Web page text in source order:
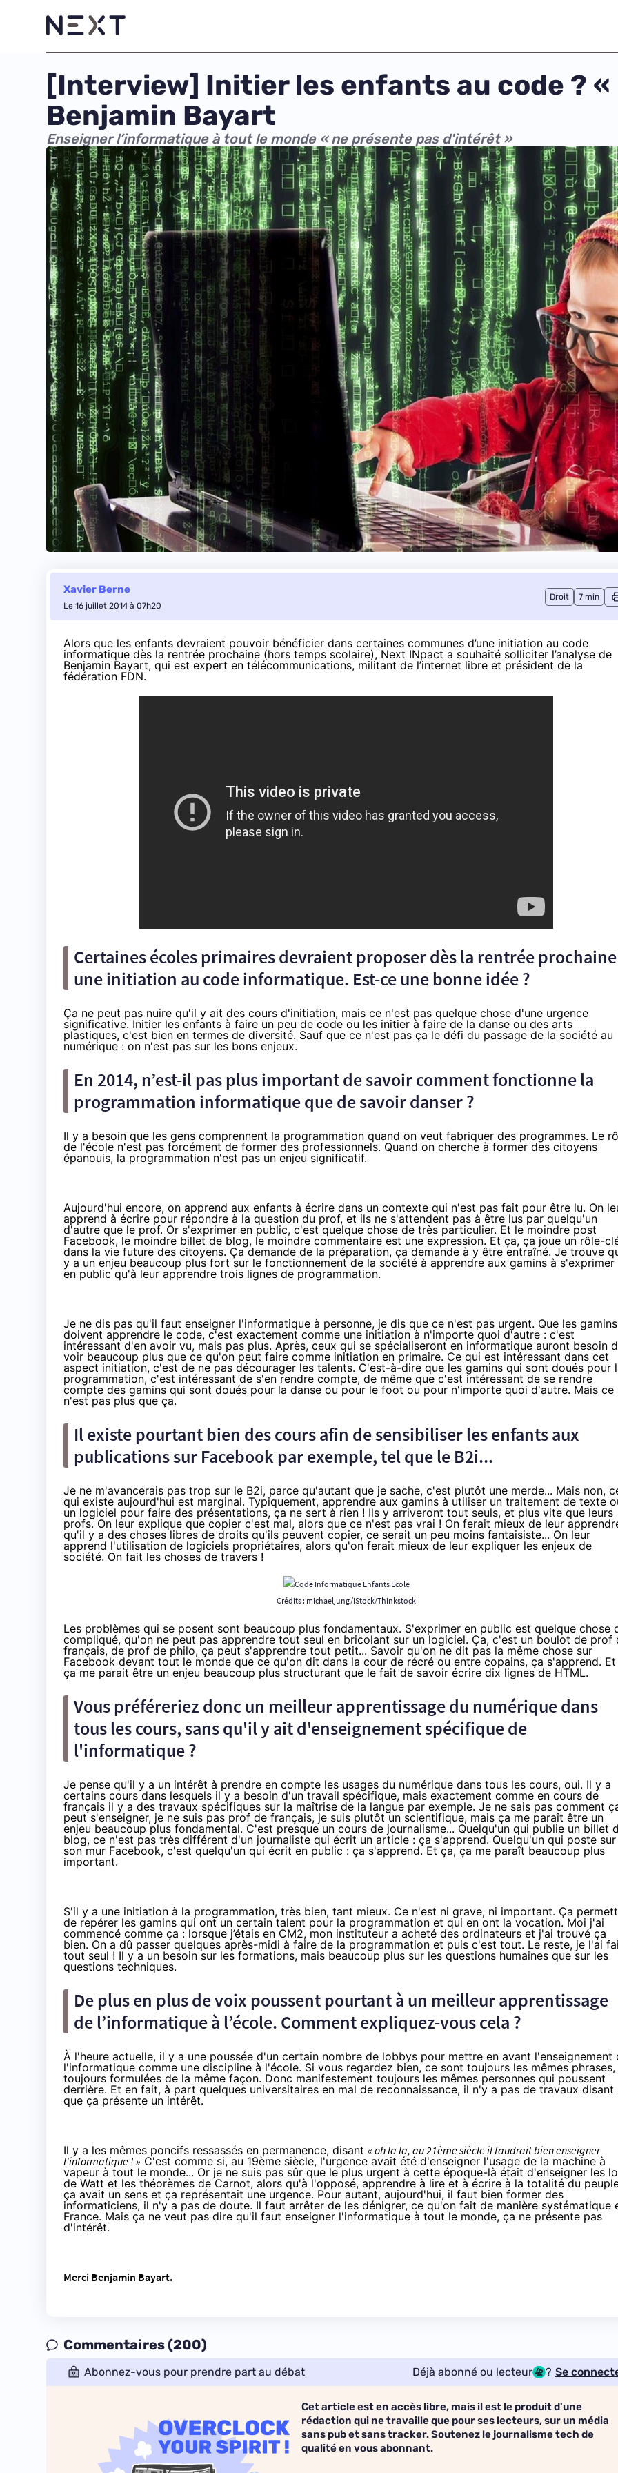
[Interview] Initier les enfants au code ? «
Benjamin Bayart
Enseigner l’informatique à tout le monde « ne présente pas d'intérêt »
Xavier Berne
Le 16 juillet 2014 à 07h20
Droit 7 min
Alors que les enfants devraient pouvoir bénéficier dans certaines communes d’une initiation au code
informatique dès la rentrée prochaine (hors temps scolaire), Next INpact a souhaité solliciter l’analyse de
Benjamin Bayart, qui est expert en télécommunications, militant de l’internet libre et président de la
fédération FDN.
Certaines écoles primaires devraient proposer dès la rentrée prochaine
une initiation au code informatique. Est-ce une bonne idée ?
Ça ne peut pas nuire qu'il y ait des cours d'initiation, mais ce n'est pas quelque chose d'une urgence
significative. Initier les enfants à faire un peu de code ou les initier à faire de la danse ou des arts
plastiques, c'est bien en termes de diversité. Sauf que ce n'est pas ça le défi du passage de la société au
numérique : on n'est pas sur les bons enjeux.
En 2014, n’est-il pas plus important de savoir comment fonctionne la
programmation informatique que de savoir danser ?
Il y a besoin que les gens comprennent la programmation quand on veut fabriquer des programmes. Le
de l'école n'est pas forcément de former des professionnels. Quand on cherche à former des citoyens
épanouis, la programmation n'est pas un enjeu significatif.
Aujourd'hui encore, on apprend aux enfants à écrire dans un contexte qui n'est pas fait pour être lu. On
apprend à écrire pour répondre à la question du prof, et ils ne s'attendent pas à être lus par quelqu'un
d'autre que le prof. Or s'exprimer en public, c'est quelque chose de très particulier. Et le moindre post
Facebook, le moindre billet de blog, le moindre commentaire est une expression. Et ça, ça joue un rôle-
dans la vie future des citoyens. Ça demande de la préparation, ça demande à y être entraîné. Je trouve
y a un enjeu beaucoup plus fort sur le fonctionnement de la société à apprendre aux gamins à s'exprimer
en public qu'à leur apprendre trois lignes de programmation.
Je ne dis pas qu'il faut enseigner l'informatique à personne, je dis que ce n'est pas urgent. Que les gamins
doivent apprendre le code, c'est exactement comme une initiation à n'importe quoi d'autre : c'est
intéressant d'en avoir vu, mais pas plus. Après, ceux qui se spécialiseront en informatique auront besoin
voir beaucoup plus que ce qu'on peut faire comme initiation en primaire. Ce qui est intéressant dans cet
aspect initiation, c'est de ne pas décourager les talents. C'est-à-dire que les gamins qui sont doués pour
programmation, c'est intéressant de s'en rendre compte, de même que c'est intéressant de se rendre
compte des gamins qui sont doués pour la danse ou pour le foot ou pour n'importe quoi d'autre. Mais ce
n'est pas plus que ça.
Il existe pourtant bien des cours afin de sensibiliser les enfants aux
publications sur Facebook par exemple, tel que le B2i...
Je ne m'avancerais pas trop sur le B2i, parce qu'autant que je sache, c'est plutôt une merde... Mais non,
qui existe aujourd'hui est marginal. Typiquement, apprendre aux gamins à utiliser un traitement de texte
un logiciel pour faire des présentations, ça ne sert à rien ! Ils y arriveront tout seuls, et plus vite que leurs
profs. On leur explique que copier c'est mal, alors que ce n'est pas vrai ! On ferait mieux de leur
qu'il y a des choses libres de droits qu'ils peuvent copier, ce serait un peu moins fantaisiste... On leur
apprend l'utilisation de logiciels propriétaires, alors qu'on ferait mieux de leur expliquer les enjeux de
société. On fait les choses de travers !
Crédits : michaeljung/iStock/Thinkstock
Les problèmes qui se posent sont beaucoup plus fondamentaux. S'exprimer en public est quelque chose
compliqué, qu'on ne peut pas apprendre tout seul en bricolant sur un logiciel. Ça, c'est un boulot de prof
français, de prof de philo, ça peut s'apprendre tout petit... Savoir qu'on ne dit pas la même chose sur
Facebook devant tout le monde que ce qu'on dit dans la cour de récré ou entre copains, ça s'apprend. Et
ça me parait être un enjeu beaucoup plus structurant que le fait de savoir écrire dix lignes de HTML.
Vous préféreriez donc un meilleur apprentissage du numérique dans
tous les cours, sans qu'il y ait d'enseignement spécifique de
l'informatique ?
Je pense qu'il y a un intérêt à prendre en compte les usages du numérique dans tous les cours, oui. Il y a
certains cours dans lesquels il y a besoin d'un travail spécifique, mais exactement comme en cours de
français il y a des travaux spécifiques sur la maîtrise de la langue par exemple. Je ne sais pas comment
peut s'enseigner, je ne suis pas prof de français, je suis plutôt un scientifique, mais ça me paraît être un
enjeu beaucoup plus fondamental. C'est presque un cours de journalisme... Quelqu'un qui publie un billet
blog, ce n'est pas très différent d'un journaliste qui écrit un article : ça s'apprend. Quelqu'un qui poste sur
son mur Facebook, c'est quelqu'un qui écrit en public : ça s'apprend. Et ça, ça me paraît beaucoup plus
important.
S'il y a une initiation à la programmation, très bien, tant mieux. Ce n'est ni grave, ni important. Ça
de repérer les gamins qui ont un certain talent pour la programmation et qui en ont la vocation. Moi j'ai
commencé comme ça : lorsque j’étais en CM2, mon instituteur a acheté des ordinateurs et j'ai trouvé ça
bien. On a dû passer quelques après-midi à faire de la programmation et puis c'est tout. Le reste, je l'ai
tout seul ! Il y a un besoin sur les formations, mais beaucoup plus sur les questions humaines que sur les
questions techniques.
De plus en plus de voix poussent pourtant à un meilleur apprentissage
de l’informatique à l’école. Comment expliquez-vous cela ?
À l'heure actuelle, il y a une poussée d'un certain nombre de lobbys pour mettre en avant l'enseignement
l'informatique comme une discipline à l'école. Si vous regardez bien, ce sont toujours les mêmes phrases,
toujours formulées de la même façon. Donc manifestement toujours les mêmes personnes qui poussent
derrière. Et en fait, à part quelques universitaires en mal de reconnaissance, il n'y a pas de travaux disant
que ça présente un intérêt.
Il y a les mêmes poncifs ressassés en permanence, disant « oh la la, au 21ème siècle il faudrait bien enseigner
l'informatique ! » C'est comme si, au 19ème siècle, l'urgence avait été d'enseigner l'usage de la machine à
vapeur à tout le monde... Or je ne suis pas sûr que le plus urgent à cette époque-là était d'enseigner les
de Watt et les théorèmes de Carnot, alors qu'à l'opposé, apprendre à lire et à écrire à la totalité du
ça avait un sens et ça représentait une urgence. Pour autant, aujourd'hui, il faut bien former des
informaticiens, il n'y a pas de doute. Il faut arrêter de les dénigrer, ce qu'on fait de manière systématique
France. Mais ça ne veut pas dire qu'il faut enseigner l'informatique à tout le monde, ça ne présente pas
d'intérêt.
Merci Benjamin Bayart.
Commentaires (200)
Abonnez-vous pour prendre part au débat Déjà abonné ou lecteur ? Se
Cet article est en accès libre, mais il est le produit d'une
rédaction qui ne travaille que pour ses lecteurs, sur un média
sans pub et sans tracker. Soutenez le journalisme tech de
qualité en vous abonnant.